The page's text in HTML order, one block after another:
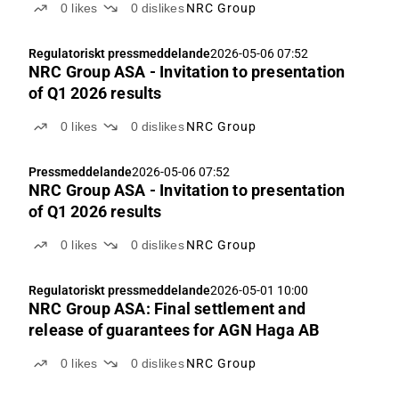
0 likes 0 dislikes NRC Group
Regulatoriskt pressmeddelande2026-05-06 07:52
NRC Group ASA - Invitation to presentation
of Q1 2026 results
0 likes 0 dislikes NRC Group
Pressmeddelande2026-05-06 07:52
NRC Group ASA - Invitation to presentation
of Q1 2026 results
0 likes 0 dislikes NRC Group
Regulatoriskt pressmeddelande2026-05-01 10:00
NRC Group ASA: Final settlement and
release of guarantees for AGN Haga AB
0 likes 0 dislikes NRC Group